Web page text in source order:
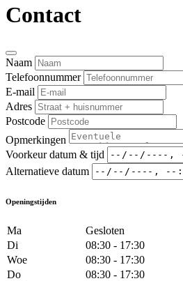
Contact
Naam
Telefoonnummer
E-mail
Adres
Postcode
Opmerkingen
Voorkeur datum & tijd
Alternatieve datum
Openingstijden
Ma
Gesloten
Di
08:30 - 17:30
Woe
08:30 - 17:30
Do
08:30 - 17:30